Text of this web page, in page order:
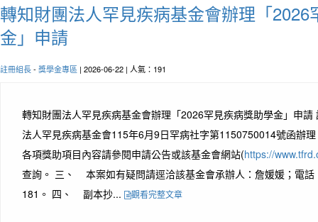
轉知財團法人罕見疾病基金會辦理「2026
金」申請
註冊組長- 獎學金專區 | 2026-06-22 | 人氣：191
轉知財團法人罕見疾病基金會辦理「2026罕見疾病獎助學金」
法人罕見疾病基金會115年6月9日罕病社字第1150750014號函辦
各項獎助項目內容請參閱申請公告或該基金會網站(https://
查詢。 三、 本案如有疑問請逕洽該基金會承辦人：詹媛媛；電
181。 四、 副本抄...
觀看完整文章